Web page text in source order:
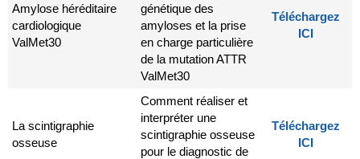
Amylose héréditaire
cardiologique
ValMet30
génétique des
amyloses et la prise
en charge particulière
de la mutation ATTR
ValMet30
Téléchargez
ICI
La scintigraphie
osseuse
Comment réaliser et
interpréter une
scintigraphie osseuse
pour le diagnostic de
Téléchargez
ICI